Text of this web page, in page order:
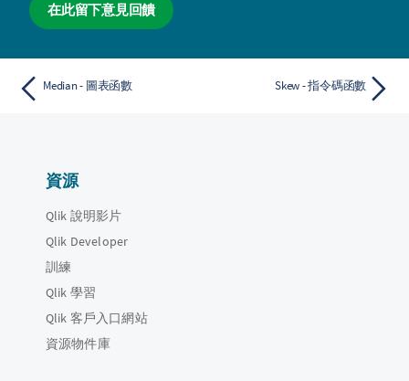
在此留下意見回饋
Median - 圖表函數 Skew - 指令碼函數
資源
Qlik 說明影片
Qlik Developer
訓練
Qlik 學習
Qlik 客戶入口網站
資源物件庫